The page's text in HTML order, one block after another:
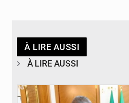
À LIRE AUSSI
À LIRE AUSSI